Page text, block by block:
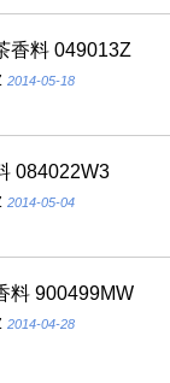
香料 049013Z
2014-05-18
084022W3
2014-05-04
料 900499MW
2014-04-28